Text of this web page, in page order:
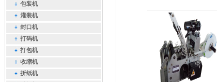
包装机
灌装机
封口机
打码机
打包机
收缩机
折纸机